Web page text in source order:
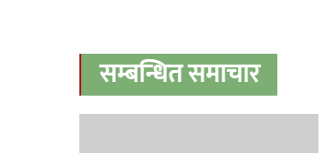
सम्बन्धित समाचार